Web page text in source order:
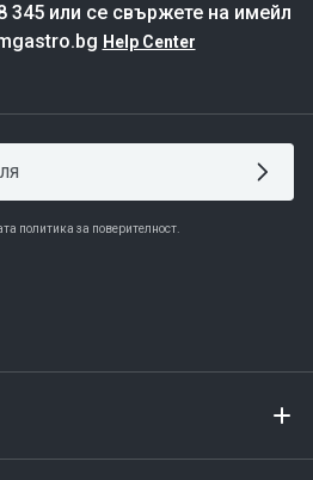
345 или се свържете на имейл
Help Center
политика за поверителност.